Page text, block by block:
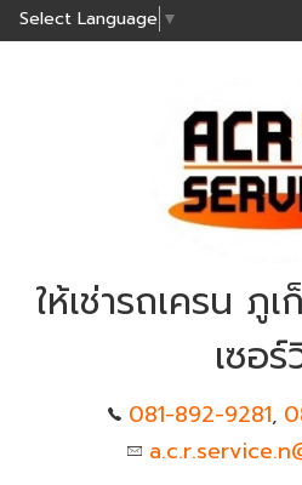
Select Language ▼
ให้เช่ารถเครน ภู
เซอ
081-892-9281,